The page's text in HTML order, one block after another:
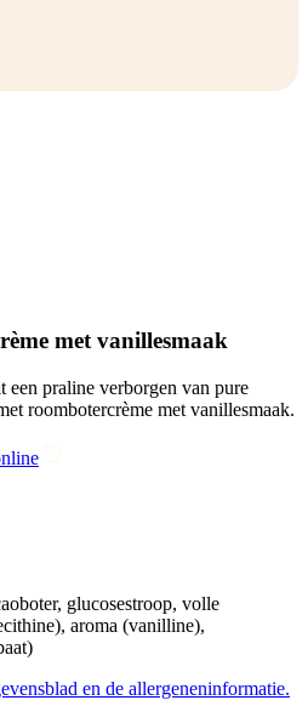
met vanillesmaak
een praline verborgen van pure
roombotercrème met vanillesmaak.
glucosestroop, volle
aroma (vanilline),
en de allergeneninformatie.